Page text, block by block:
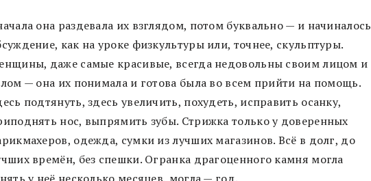
она раздевала их взглядом, потом буквально — и начиналось
как на уроке физкультуры или, точнее, скульптуры.
даже самые красивые, всегда недовольны своим лицом и
— она их понимала и готова была во всем прийти на помощь.
подтянуть, здесь увеличить, похудеть, исправить осанку,
нос, выпрямить зубы. Стрижка только у доверенных
одежда, сумки из лучших магазинов. Всё в долг, до
времён, без спешки. Огранка драгоценного камня могла